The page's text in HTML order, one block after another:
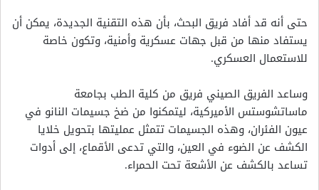
حتى أنه قد أفاد فريق البحث، بأن هذه التقنية الجديدة، يمكن أن
يستفاد منها من قبل جهات عسكرية وأمنية، وتكون خاصة
للاستعمال العسكري.
وساعد الفريق الصيني فريق من كلية الطب بجامعة
ماساتشوستس الأميركية، ليتمكنوا من ضخ جسيمات النانو في
عيون الفئران، وهذه الجسيمات تتمثل عمليتها بتحويل خلايا
الكشف عن الضوء في العين، والتي تدعى الأقماع، إلى أدوات
تساعد بالكشف عن الأشعة تحت الحمراء.